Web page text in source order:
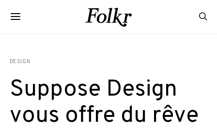
DESIGN
Suppose Design
vous offre du rêve